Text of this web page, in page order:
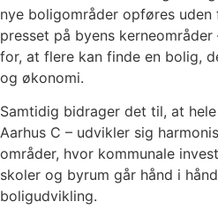
nye boligområder opføres uden
presset på byens
for, at flere kan finde en bolig,
og økonomi.
Samtidig bidrager det til, at
Aarhus C – udvikler sig
områder, hvor kommunale
skoler og byrum går hånd i
boligudvikling.